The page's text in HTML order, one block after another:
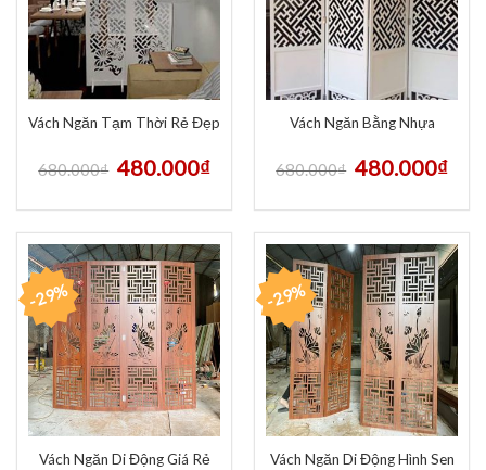
Vách Ngăn Tạm Thời Rẻ Đẹp
680.000₫ 480.000₫
Vách Ngăn Bằng Nhựa
680.000₫ 480.000₫
-29%
Vách Ngăn Di Động Giá Rẻ
-29%
Vách Ngăn Di Động Hình Sen